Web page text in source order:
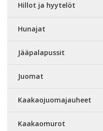
Hillot ja hyytelöt
Hunajat
Jääpalapussit
Juomat
Kaakaojuomajauheet
Kaakaomurot